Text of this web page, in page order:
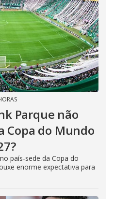
Parque não
Copa do Mundo
país-sede da Copa do
enorme expectativa para